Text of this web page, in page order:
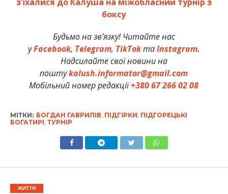
з’їхалися до Калуша на міжобласний турнір з
боксу
Будьмо на зв’язку! Читайте нас
уFacebook, Telegram, TikTokтаInstagram.
Надсилайте свої новини на
поштуkalush.informator@gmail.com
Мобільний номер редакції+380 67 266 02 08
МІТКИ: БОГДАН ГАВРИЛІВ, ПІДГІРКИ, ПІДГОРЕЦЬКІ
БОГАТИРІ, ТУРНІР
ЖИТТЯ